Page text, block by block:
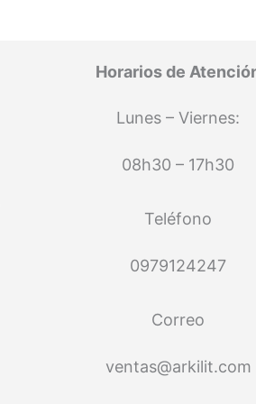
Horarios de
Lunes – Viernes:
08h30 – 17h30
Teléfono
0979124247
Correo
ventas@arkilit.com